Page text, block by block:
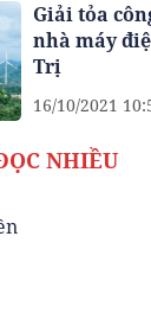
Giải tỏa
nhà máy
Trị
16/10/2021
NHIỀU